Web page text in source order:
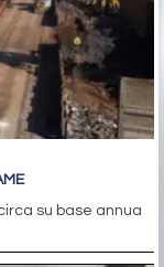
su base annua